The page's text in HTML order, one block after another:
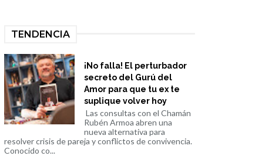
TENDENCIA
¡No falla! El perturbador
secreto del Gurú del
Amor para que tu ex te
suplique volver hoy
Las consultas con el Chamán
Rubén Armoa abren una
nueva alternativa para
resolver crisis de pareja y conflictos de convivencia.
Conocido co...